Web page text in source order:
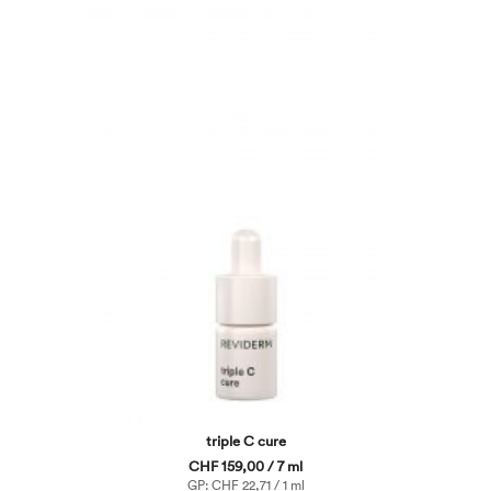
triple C cure
CHF 159,00 / 7 ml
GP: CHF 22,71 / 1 ml